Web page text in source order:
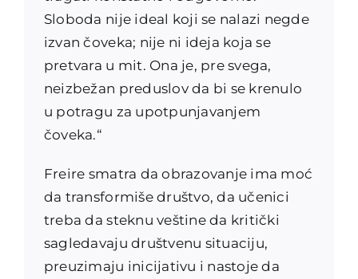
Sloboda nije ideal koji se nalazi negde
izvan čoveka; nije ni ideja koja se
pretvara u mit. Ona je, pre svega,
neizbežan preduslov da bi se krenulo
u potragu za upotpunjavanjem
čoveka.“
Freire smatra da obrazovanje ima moć
da transformiše društvo, da učenici
treba da steknu veštine da kritički
sagledavaju društvenu situaciju,
preuzimaju inicijativu i nastoje da